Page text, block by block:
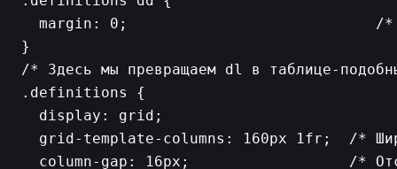
margin: 0;                            /
/* Здесь мы превращаем dl в таблице-
.definitions {
  display: grid;
grid-template-columns: 160px 1fr;  /*
column-gap: 16px;                  /*